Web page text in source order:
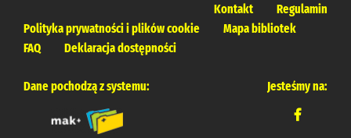
Kontakt
Regulamin
Polityka prywatności i plików cookie
Mapa bibliotek
FAQ
Deklaracja dostępności
Dane pochodzą z systemu: Jesteśmy na: